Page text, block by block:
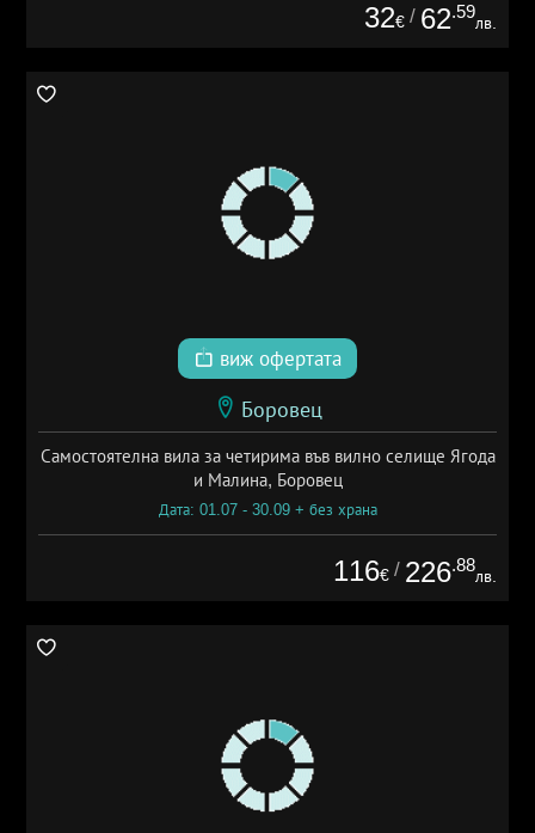
32€ / 62.59
лв.
виж офертата
Боровец
Самостоятелна вила за четирима във вилно селище Ягода
и Малина, Боровец
Дата: 01.07 - 30.09 + без храна
116€ / 226.88
лв.